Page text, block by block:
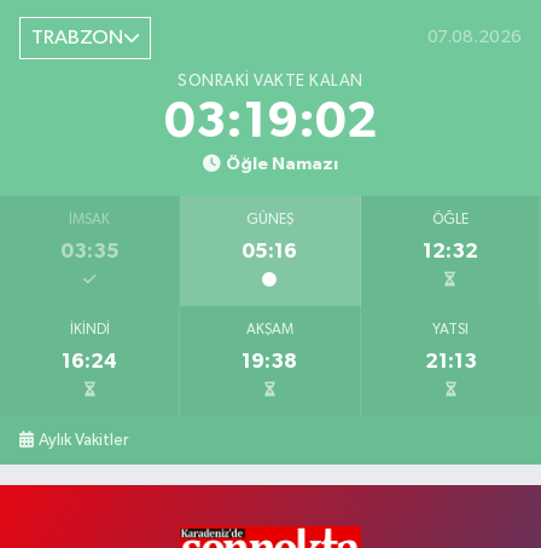
TRABZON 07.08.2026
SONRAKI VAKTE KALAN
03:19:01
Öğle Namazı
İMSAK
03:35
GÜNEŞ
05:16
ÖĞLE
12:32
İKINDI
16:24
AKŞAM
19:38
YATSI
21:13
Aylık Vakitler